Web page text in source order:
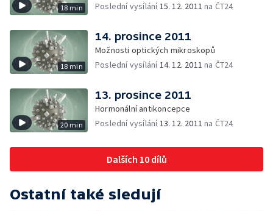
18 min
Poslední vysílání15. 12. 2011 na ČT24
18 min
14. prosince 2011
Možnosti optických mikroskopů
Poslední vysílání14. 12. 2011 na ČT24
20 min
13. prosince 2011
Hormonální antikoncepce
Poslední vysílání13. 12. 2011 na ČT24
Dalších 10 dílů
Ostatní také sledují